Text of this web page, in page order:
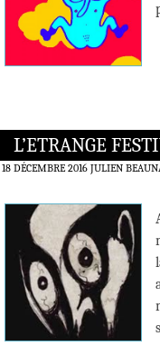
L’ETRANGE
18 DÉCEMBRE 2016 JULIEN